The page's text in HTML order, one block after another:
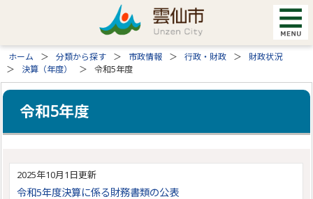
ホーム 分類から探す 市政情報 行政・財政
財政状況
決算（年度）
令和5年度
令和5年度
2025年10月1日更新
令和5年度決算に係る財務書類の公表